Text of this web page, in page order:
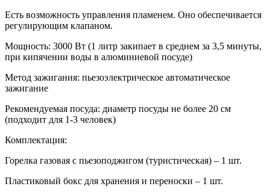
Есть возможность управления пламенем. Оно обеспечивается
регулирующим клапаном.
Мощность: 3000 Вт (1 литр закипает в среднем за 3,5 минуты,
при кипячении воды в алюминиевой посуде)
Метод зажигания: пьезоэлектрическое автоматическое
зажигание
Рекомендуемая посуда: диаметр посуды не более 20 см
(подходит для 1-3 человек)
Комплектация:
Горелка газовая с пьезоподжигом (туристическая) – 1 шт.
Пластиковый бокс для хранения и переноски – 1 шт.